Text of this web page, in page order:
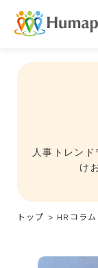
人事トレン
け
トップ > HRコラム